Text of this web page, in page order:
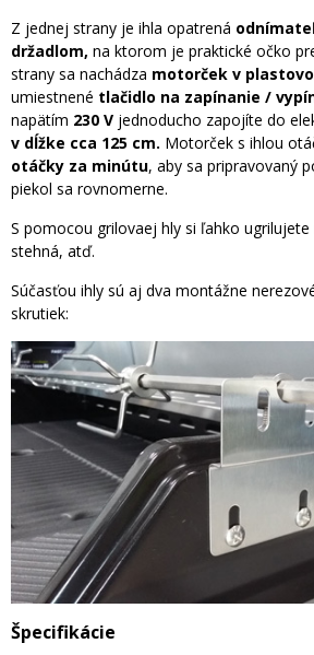
Z jednej strany je ihla opatrená
držadlom, na ktorom je praktické očko
strany sa nachádza motorček v
umiestnené tlačidlo na zapínanie /
napätím 230 V jednoducho zapojíte do
v dĺžke cca 125 cm. Motorček s ihlou
otáčky za minútu, aby sa pripravovaný
piekol sa rovnomerne.
S pomocou grilovaej hly si ľahko ugrilujete
stehná, atď.
Súčasťou ihly sú aj dva montážne
skrutiek:
Špecifikácie